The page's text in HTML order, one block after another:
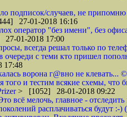
подписок/случаев, не
27-01-2018 16:16
оператор "без имени", без
01-2018 17:00
всегда решал только по
в очереди с теми кто пришел
17:48
ворона г@вно не клевать...
того и тестим всякие схемы, что
> [1052] 28-01-2018 09:22
всё мелочь, главное -
расплачиваться будут :-)